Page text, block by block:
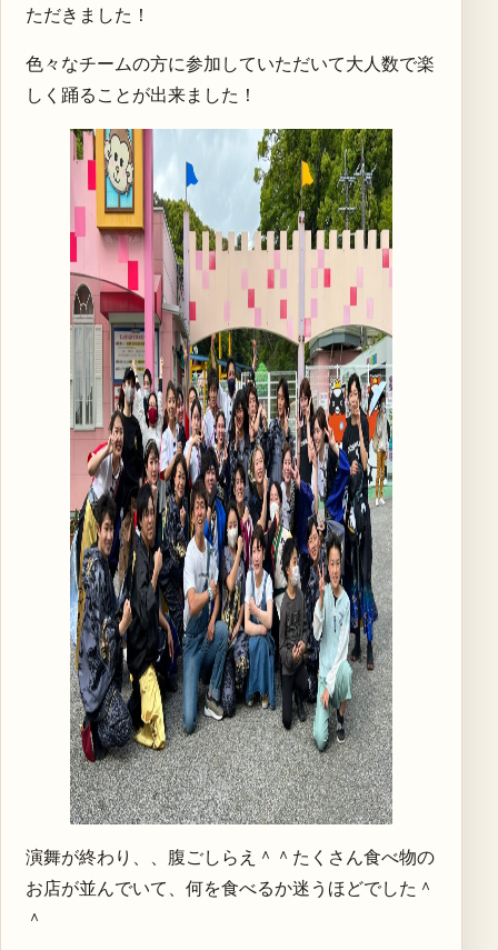
ただきました！
色々なチームの方に参加していただいて大人数で楽
しく踊ることが出来ました！
演舞が終わり、、腹ごしらえ＾＾たくさん食べ物の
お店が並んでいて、何を食べるか迷うほどでした＾
＾